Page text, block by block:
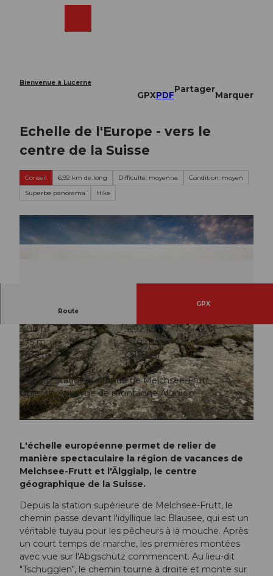
Bienvenue à Lucerne
GPXPDF
Partager
Marquer
Echelle de l'Europe - vers le
centre de la Suisse
Conseil 6,92 km de long Difficulté: moyenne
Condition: moyen
Superbe panorama
Hike
© Obwalden Tourismus, Obwalden Tourismus
Route
GPX
3:00 h
6,92 km
275 m
570 m
1.632 m
2.168 m
536 m
Départ: Station d'altitude de Melchsee-Frutt
Objectif: Auberge de montagne Älggialp
L'échelle européenne permet de relier de
manière spectaculaire la région de vacances de
Melchsee-Frutt et l'Älggialp, le centre
géographique de la Suisse.
Depuis la station supérieure de Melchsee-Frutt, le
chemin passe devant l'idyllique lac Blausee, qui est un
véritable tuyau pour les pêcheurs à la mouche. Après
un court temps de marche, les premières montées
avec vue sur l'Abgschütz commencent. Au lieu-dit
"Tschugglen", le chemin tourne à droite et monte sur